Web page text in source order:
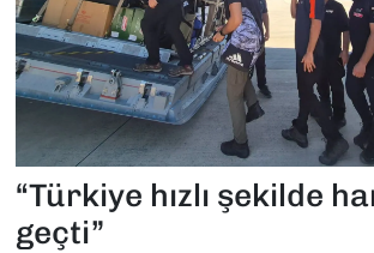
“Türkiye hızlı şekilde
geçti”